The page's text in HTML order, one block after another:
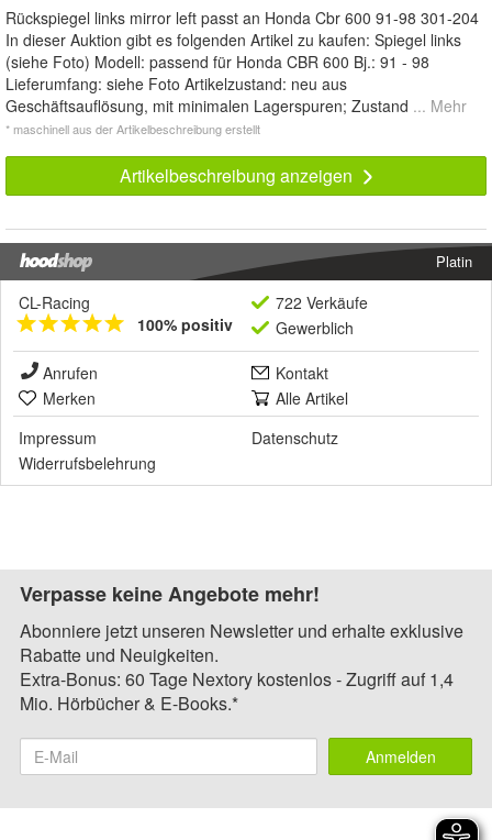
Rückspiegel links mirror left passt an Honda Cbr 600 91-98 301-204
In dieser Auktion gibt es folgenden Artikel zu kaufen: Spiegel links
(siehe Foto) Modell: passend für Honda CBR 600 Bj.: 91 - 98
Lieferumfang: siehe Foto Artikelzustand: neu aus
Geschäftsauflösung, mit minimalen Lagerspuren; Zustand ... Mehr
* maschinell aus der Artikelbeschreibung erstellt
Artikelbeschreibung anzeigen
Platin
CL-Racing
100% positiv
722 Verkäufe
Gewerblich
Anrufen
Kontakt
Merken
Alle Artikel
Impressum
Datenschutz
Widerrufsbelehrung
Verpasse keine Angebote mehr!
Abonniere jetzt unseren Newsletter und erhalte exklusive
Rabatte und Neuigkeiten.
Extra-Bonus: 60 Tage Nextory kostenlos - Zugriff auf 1,4
Mio. Hörbücher & E-Books.*
Anmelden